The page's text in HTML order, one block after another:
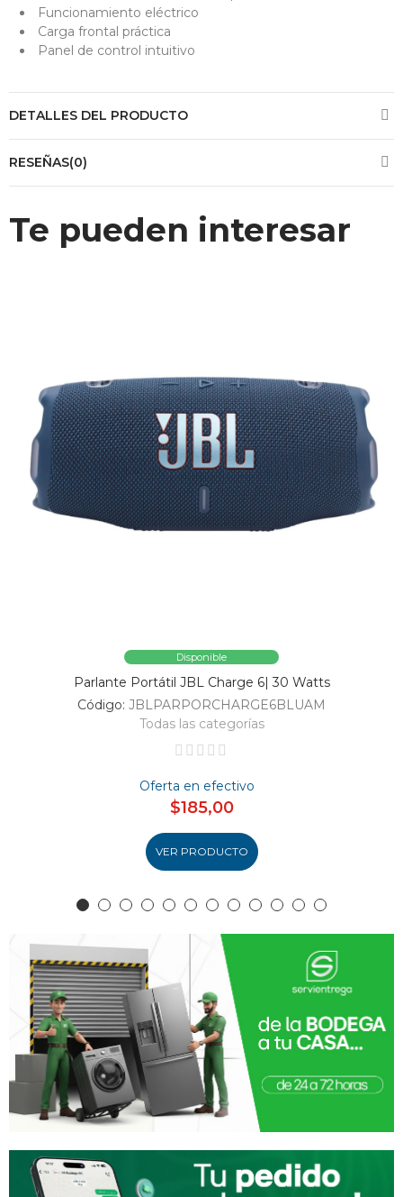
Funcionamiento eléctrico
Carga frontal práctica
Panel de control intuitivo
DETALLES DEL PRODUCTO
RESEÑAS(0)
Te pueden interesar
Disponible
Parlante Portátil JBL Charge 6| 30 Watts
Código: JBLPARPORCHARGE6BLUAM
Todas las categorías
Oferta en efectivo
$185,00
VER PRODUCTO